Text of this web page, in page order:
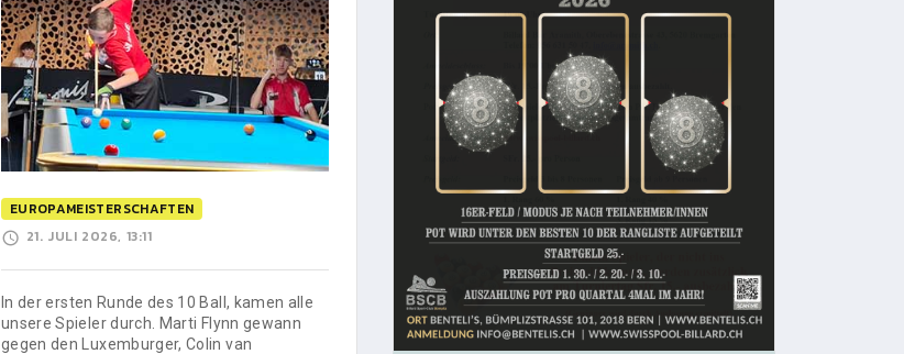
EUROPAMEISTERSCHAFTEN
21. JULI 2026, 13:11
In der ersten Runde des 10 Ball, kamen alle
unsere Spieler durch. Marti Flynn gewann
gegen den Luxemburger, Colin van